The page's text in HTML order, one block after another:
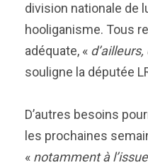
division nationale de
hooliganisme. Tous
adéquate, «
souligne la députée
D’autres besoins
les prochaines
« notamment à